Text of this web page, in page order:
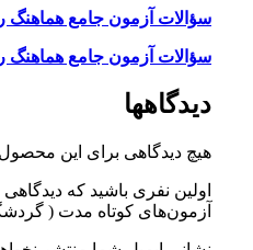
سؤالات آزمون جامع هماهنگ
سؤالات آزمون جامع هماهنگ
دیدگاهها
هیچ دیدگاهی برای این
اولین نفری باشید که
آزمون‌های کوتاه مدت (